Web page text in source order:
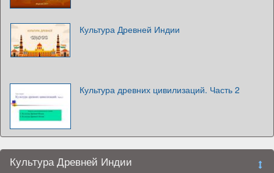
Культура Древней Индии
Культура древних цивилизаций. Часть 2
Культура Древней Индии